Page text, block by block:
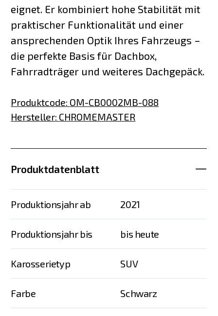
eignet. Er kombiniert hohe Stabilität mit
praktischer Funktionalität und einer
ansprechenden Optik Ihres Fahrzeugs –
die perfekte Basis für Dachbox,
Fahrradträger und weiteres Dachgepäck.
Produktcode: OM-CB0002MB-088
Hersteller: CHROMEMASTER
Produktdatenblatt
Produktionsjahr ab 2021
Produktionsjahr bis bis heute
Karosserietyp SUV
Farbe Schwarz